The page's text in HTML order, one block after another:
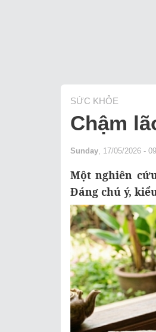
SỨC KHỎE
Chậm
Sunday , 17/05/2026 -
Một nghiên
Đáng chú ý,